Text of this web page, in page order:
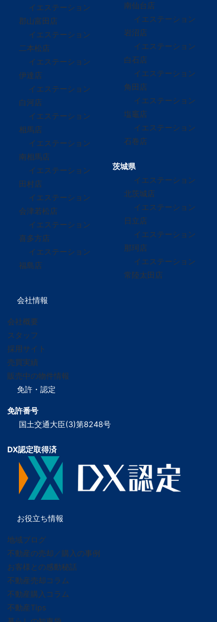
イエステーション
郡山富田店
イエステーション
二本松店
イエステーション
伊達店
イエステーション
白河店
イエステーション
相馬店
イエステーション
南相馬店
イエステーション
田村店
イエステーション
会津若松店
イエステーション
喜多方店
イエステーション
福島店
南仙台店
イエステーション
岩沼店
イエステーション
白石店
イエステーション
角田店
イエステーション
塩竈店
イエステーション
石巻店
茨城県
イエステーション
北茨城店
イエステーション
日立店
イエステーション
那珂店
イエステーション
常陸太田店
会社情報
会社概要
スタッフ
採用サイト
売買実績
販売中の物件情報
免許・認定
免許番号
国土交通大臣(3)第8248号
DX認定取得済
お役立ち情報
地域ブログ
不動産の売却／購入の事例
お客様との感動秘話
不動産売却コラム
不動産購入コラム
不動産Tips